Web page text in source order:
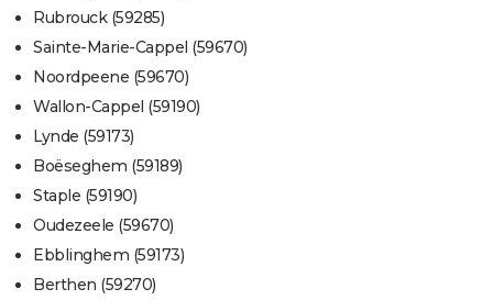
Rubrouck (59285)
Sainte-Marie-Cappel (59670)
Noordpeene (59670)
Wallon-Cappel (59190)
Lynde (59173)
Boëseghem (59189)
Staple (59190)
Oudezeele (59670)
Ebblinghem (59173)
Berthen (59270)